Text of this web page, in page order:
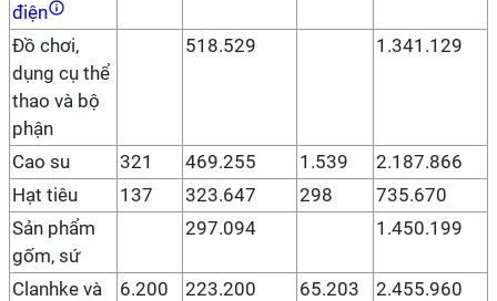
điện
Đồ chơi,
dụng cụ thể
thao và bộ
phận
518.529 1.341.129
Cao su 321 469.255 1.539
2.187.866
Hạt tiêu
137 323.647 298
735.670
Sản phẩm
gốm, sứ
297.094 1.450.199
Clanhke và
6.200 223.200 65.203 2.455.960